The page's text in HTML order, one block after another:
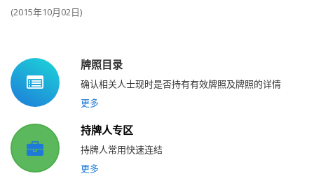
(2015年10月02日)
牌照目录
确认相关人士现时是否持有有效牌照及牌照的详情
更多
持牌人专区
持牌人常用快速连结
更多